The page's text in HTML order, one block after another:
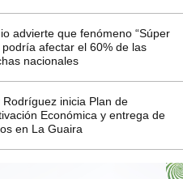
advierte que fenómeno “Súper
podría afectar el 60% de las
nacionales
Rodríguez inicia Plan de
Económica y entrega de
en La Guaira